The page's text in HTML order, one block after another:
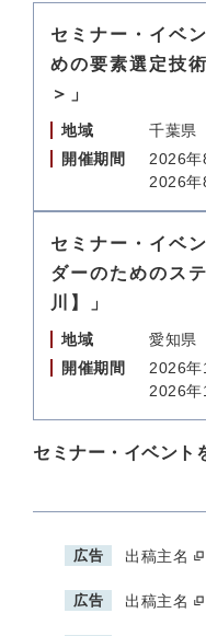
セミナー・イベ
めの要素選定技
＞」
地域
千葉県
開催期間
2026年
2026年
セミナー・イベ
ダーのためのス
川】」
地域
愛知県
開催期間
2026年
2026年
セミナー・イベント
広告 出稿主名
広告 出稿主名